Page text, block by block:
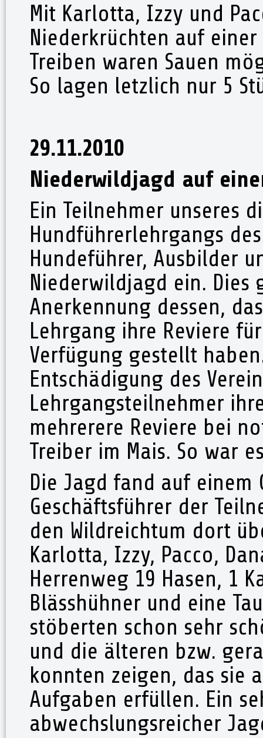
Mit Karlotta, Izzy und
Niederkrüchten auf
Treiben waren Sauen
So lagen letzlich nur 5
29.11.2010
Niederwildjagd auf
Ein Teilnehmer unseres
Hundführerlehrgangs
Hundeführer, Ausbilder
Niederwildjagd ein. Dies
Anerkennung dessen,
Lehrgang ihre Reviere
Verfügung gestellt
Entschädigung des
Lehrgangsteilnehmer
mehrerere Reviere bei
Treiber im Mais. So war
Die Jagd fand auf
Geschäftsführer der
den Wildreichtum dort
Karlotta, Izzy, Pacco,
Herrenweg 19 Hasen, 1
Blässhühner und eine
stöberten schon sehr
und die älteren bzw.
konnten zeigen, das sie
Aufgaben erfüllen. Ein
abwechslungsreicher